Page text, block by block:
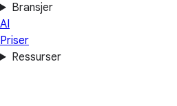
Bransjer
AI
Priser
Ressurser